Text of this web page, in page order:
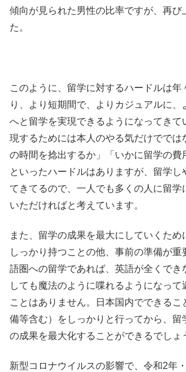
傾向が見られた男性の比率ですが、再び
た。
このように、留学に対するハードルは年
り、より短期間で、よりカジュアルに、
へと留学を実現できるようになってきて
現するためには本人のやる気だけででは
の時間を捻出するか」「いかに留学の費
といったハードルはありますが、留学し
てきてるので、一人でも多くの人に留学
いただければと考えています。
また、留学の成果を最大にしていくため
しっかり持つことの他、事前の準備が重
語圏への留学であれば、英語が全くでき
しても魔法のように喋れるようになって
ことはありません。日本国内でできるこ
備等含む）をしっかりと行ってから、留
の成果を最大化することができるでしょ
新型コロナウイルスの影響で、令和2年